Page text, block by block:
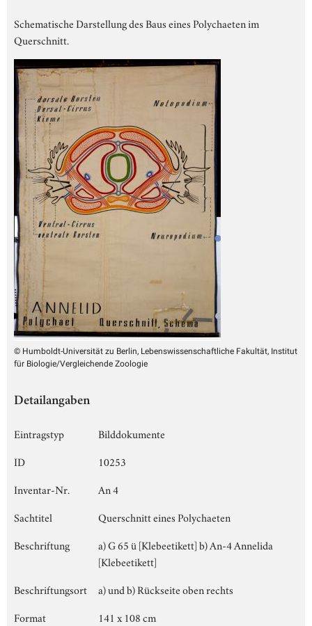
Schematische Darstellung des Baus eines Polychaeten im
Querschnitt.
© Humboldt-Universität zu Berlin, Lebenswissenschaftliche Fakultät, Institut
für Biologie/Vergleichende Zoologie
Detailangaben
Eintragstyp
Bilddokumente
ID
10253
Inventar-Nr.
An 4
Sachtitel
Querschnitt eines Polychaeten
Beschriftung
a) G 65 ü [Klebeetikett] b) An-4 Annelida
[Klebeetikett]
Beschriftungsort
a) und b) Rückseite oben rechts
Format
141 x 108 cm